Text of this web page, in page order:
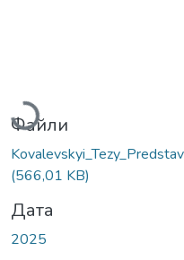
Вантажиться...
Файли
(566,01 KB)
Дата
2025